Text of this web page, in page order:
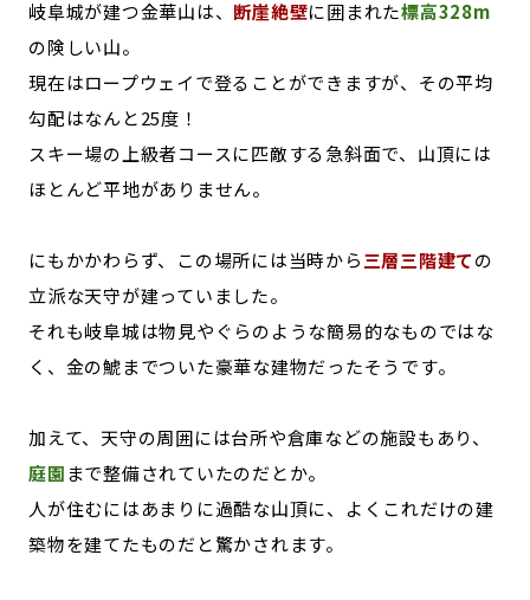
岐阜城が建つ金華山は、 断崖絶壁に囲まれた標高328m
の険しい山。
現在はロープウェイで登ることができますが、その平均
勾配はなんと25度！
スキー場の上級者コースに匹敵する急斜面で、山頂には
ほとんど平地がありません。
にもかかわらず、この場所には当時から三層三階建ての
立派な天守が建っていました。
それも岐阜城は物見やぐらのような簡易的なものではな
く、金の鯱までついた豪華な建物だったそうです。
加えて、天守の周囲には台所や倉庫などの施設もあり、
庭園 まで整備されていたのだとか。
人が住むにはあまりに過酷な山頂に、よくこれだけの建
築物を建てたものだと驚かされます。